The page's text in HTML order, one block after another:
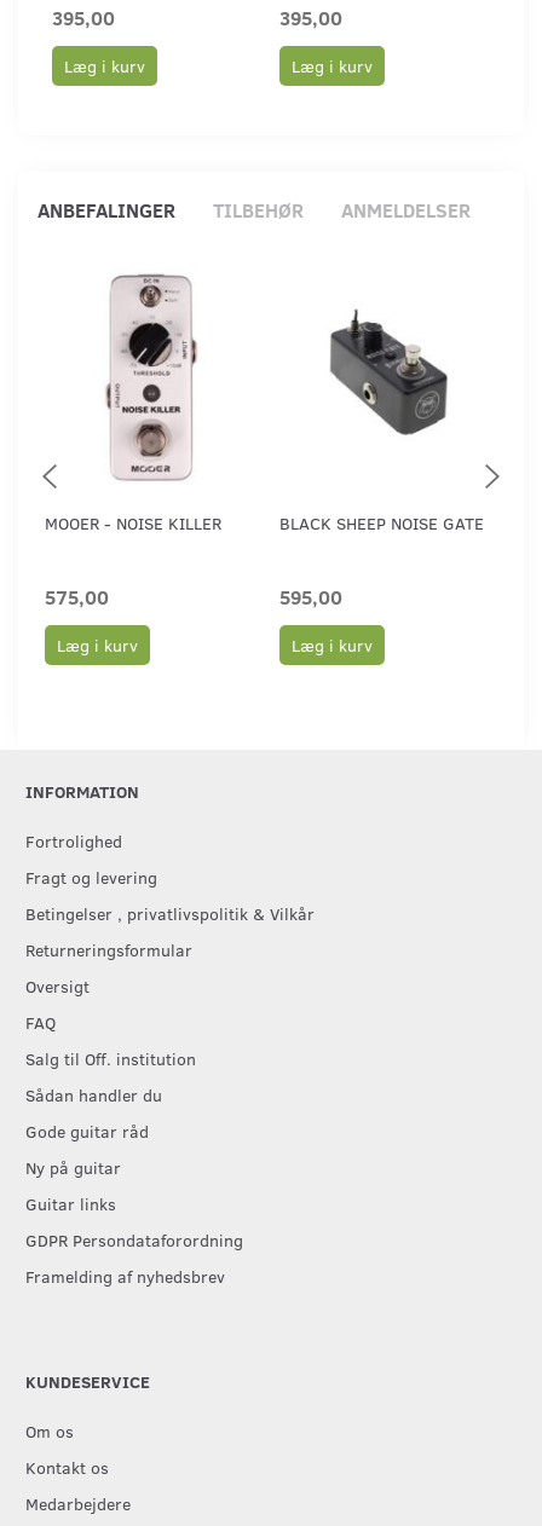
395,00
Læg i kurv
395,00
Læg i kurv
ANBEFALINGER TILBEHØR ANMELDELSER
MOOER - NOISE KILLER
575,00
Læg i kurv
BLACK SHEEP NOISE GATE
595,00
Læg i kurv
INFORMATION
Fortrolighed
Fragt og levering
Betingelser , privatlivspolitik & Vilkår
Returneringsformular
Oversigt
FAQ
Salg til Off. institution
Sådan handler du
Gode guitar råd
Ny på guitar
Guitar links
GDPR Persondataforordning
Framelding af nyhedsbrev
KUNDESERVICE
Om os
Kontakt os
Medarbejdere